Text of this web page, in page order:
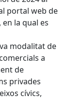
portal web de
la qual es
modalitat de
a
de
privades
cívics,